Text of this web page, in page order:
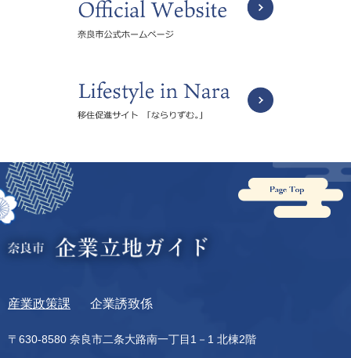
産業政策課 企業誘致係
〒630-8580 奈良市二条大路南一丁目1－1 北棟2階